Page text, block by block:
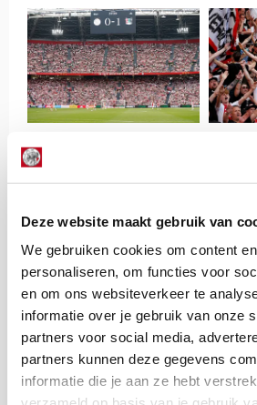
Deze website maakt gebruik van
We gebruiken cookies om content
personaliseren, om functies voor
en om ons websiteverkeer te
informatie over je gebruik van onze
partners voor social media,
partners kunnen deze gegevens
informatie die je aan ze hebt